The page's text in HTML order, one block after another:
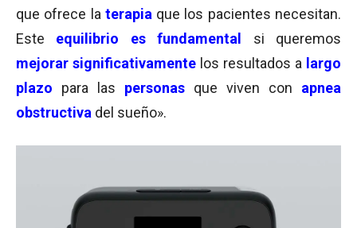
que ofrece la terapia que los pacientes necesitan.
Este equilibrio es fundamental
si queremos
mejorar significativamente los resultados a largo
plazo
para las personas que viven con apnea
obstructiva del sueño».